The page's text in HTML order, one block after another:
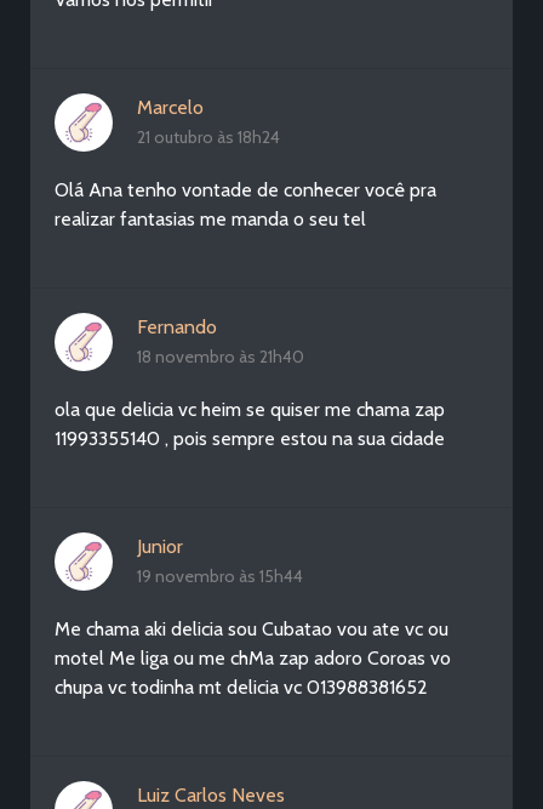
Marcelo
21 outubro às 18h24
Olá Ana tenho vontade de conhecer você pra
realizar fantasias me manda o seu tel
Fernando
18 novembro às 21h40
ola que delicia vc heim se quiser me chama zap
11993355140 , pois sempre estou na sua cidade
Junior
19 novembro às 15h44
Me chama aki delicia sou Cubatao vou ate vc ou
motel Me liga ou me chMa zap adoro Coroas vo
chupa vc todinha mt delicia vc 013988381652
Luiz Carlos Neves